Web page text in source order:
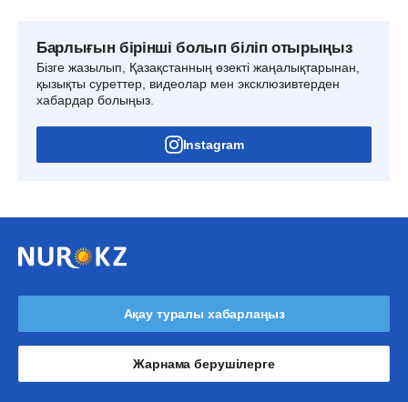
Барлығын бірінші болып біліп отырыңыз
Бізге жазылып, Қазақстанның өзекті жаңалықтарынан,
қызықты суреттер, видеолар мен эксклюзивтерден
хабардар болыңыз.
Instagram
Ақау туралы хабарлаңыз
Жарнама берушілерге